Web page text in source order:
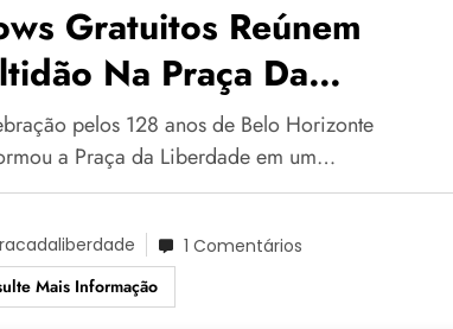
Gratuitos Reúnem
Na Praça Da
Em Comemoração
128 Anos De BH
pelos 128 anos de Belo Horizonte
a Praça da Liberdade em um…
1 Comentários
Mais Informação